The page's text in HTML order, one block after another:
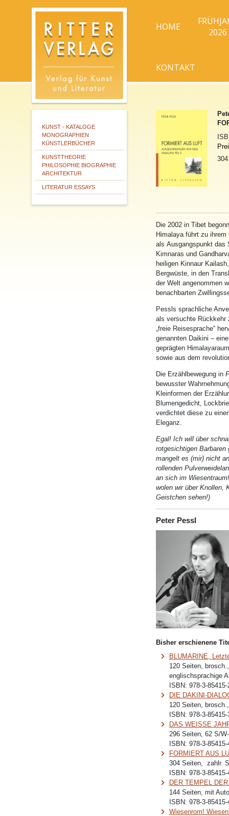
HOME
2026
KONTAKT
KUNST - KATALOGE
MONOGRAPHIEN
KÜNSTLERBÜCHER
KUNSTTHEORIE
PHILOSOPHIE BIOGRAPHIE
ARCHITEKTUR
LITERATUR ESSAYS
Die 2002 in Tibet
Himalaya führt zu
als Ausgangspunkt das
Kimnaras und
heiligen Kinnaur
Bergwüste, in den
der Welt angenommen
benachbarten
Pessls sprachliche
als versuchte Rückkehr
„freie Reisesprache“
genannten Daikini –
geprägten
sowie aus dem
Die Erzählbewegung in
bewusster
Kleinformen der
Blumengedicht,
verdichtet diese zu
Eleganz.
Egal! Ich will über
rotgesichtigen
mangelt es (mir) nicht
rollenden
an sich im
wolen wir über Knollen,
Geistchen sehen!)
Peter Pessl
Bisher erschienene
BLUMARINE,
120 Seiten,
englischsprachige
ISBN: 978-3-85415-
DIE DAKINI-
120 Seiten,
ISBN: 978-3-85415-
DAS WEISSE
296 Seiten, 62 S/
ISBN: 978-3-85415-
FORMIERT AUS
304 Seiten, zahlr.
ISBN: 978-3-85415-
DER TEMPEL
144 Seiten, mit
ISBN: 978-3-85415-
Wiesenrom!